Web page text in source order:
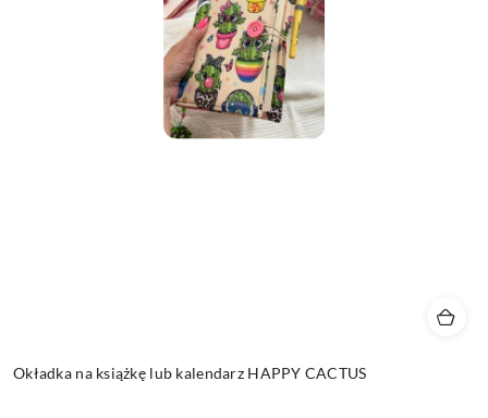
Okładka na książkę lub kalendarz HAPPY CACTUS